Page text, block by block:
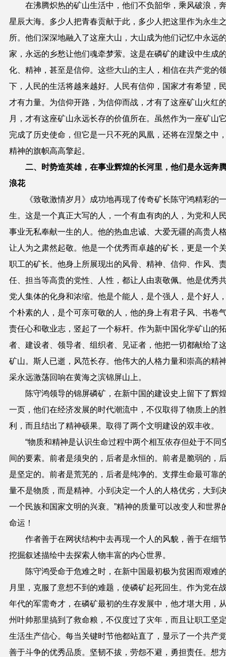
在沸腾炽热的矿山生活中，他们不负韶华，乘风破浪，
星辰大海。多少人把青春贡献于此，多少人把这里作为永生
所。他们深深地融入了这座大山，大山成为他们记忆中永远
家，永远的乡愁让他们魂牵梦萦。这是在磷矿的建设中生成
化、精神，甚至是信仰。这些大山的主人，相信在共产党的
下，人民的生活将越来越好。人民有信仰，国家才有希望，
才有力量。为信仰开路，为信仰而战，才有了这座矿山火红
月，才有这座矿山永远长存的价值所在。
虽然作为一座矿山
完成了历史使命，但它是一只不死的凤凰，还将在涅槃之中
精神的旗帜高高擎起。
二、
时势造英雄，在事业辉煌的长河里，他们是永远奔
浪花
《致敬激情岁月》
成功地再现了传奇矿长陈守鸿精彩的
生。这是一个真正大写的人，一个有血有肉的人，为党和人
事业无私奉献一生的人。他的热血忠诚、大爱无疆的高贵人
让人为之肃然起敬。他是一个优秀而卓越的矿长，更是一个
职工的矿长。他身上所展现出的风骨、精神、信仰、作风、
任、担当等高贵的党性、人性，都让人由衷敬佩。他是优秀
党人集体的化身和浓缩。他是个能人，是个强人，是个好人
个朴素的人，是个可亲可敬的人，他的身上有君子风、书卷
责任心和敬业志，竖起了一个标杆。作为新中国化学矿山的
者、建设者、领导者、组织者、见证者，他把一切都献给了
矿山。斯人已逝，风范长存。他伟大的人格力量和崇高的精
采永远激荡回响在黄海之滨锦屏山上。
陈守鸿领导的锦屏磷矿，在新中国的建设史上留下了辉
一页，他们在经济发展的时代潮流中，不仅取得了物质上的
利，而且结出了精神硕果。取得了两个文明建设的双丰收。
“物质和精神是认识生命过程中两个相互依存但处于不同
间的要素。前者是须臾的，后者是永恒的。前者是脆弱的，
是坚定的。前者是荒芜的，后者是纯净的。支撑生命最可靠
量不是物质，而是精神。小到决定一个人的人格优劣，大到
一个民族和国家文明的兴衰。 ”精神的质量可以改变人和世界
命运！
作者善于在网状结构中去再现一个人的风貌 ，善于在细
挖掘叙述描绘中去探索人物丰富的内心世界。
陈守鸿受命于危难之时，在新中国最初极为贫困而艰难
月里，克服了意想不到的难题，使磷矿起死回生。作为党在
年代的军需奇才，在磷矿最初的生存发展中，他才堪大用，
州叶帅那里搞到了救命粮，不仅度过了灾年，而且让职工坚
生活生产信心。每当关键时节他都站直了，显示了一个共产
善于斗争的优秀品质。坚韧不拔，劳怨不避，勇担责任。想